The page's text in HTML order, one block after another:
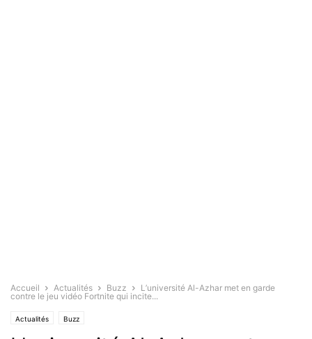
Accueil Actualités Buzz
L’université Al-Azhar met en garde
contre le jeu vidéo Fortnite qui incite...
Actualités Buzz